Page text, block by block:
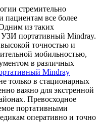
стремительно
пациентам все более
из таких
портативный Mindray.
высокой точностью и
мобильностью,
в различных
Mindray
только в стационарных
важно для экстренной
Превосходное
портативными
оперативно и точно